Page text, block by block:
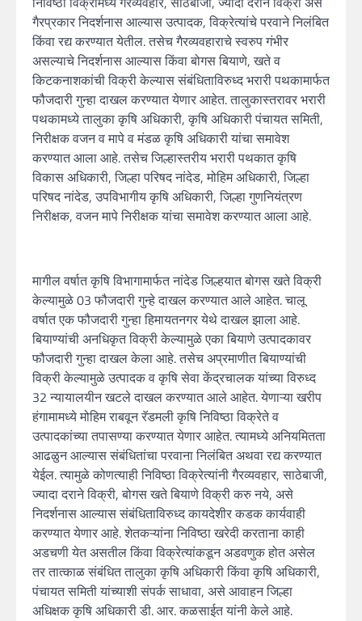
गैरप्रकार निदर्शनास आल्यास उत्पादक, विक्रेत्यांचे परवाने निलंबित
किंवा रद्य करण्यात येतील. तसेच गैरव्यवहाराचे स्वरुप गंभीर
असल्याचे निदर्शनास आल्यास किंवा बोगस बियाणे, खते व
किटकनाशकांची विक्री केल्यास संबंधिताविरुध्द भरारी पथकामार्फत
फौजदारी गुन्हा दाखल करण्यात येणार आहेत. तालुकास्तरावर भरारी
पथकामध्ये तालुका कृषि अधिकारी, कृषि अधिकारी पंचायत समिती,
निरीक्षक वजन व मापे व मंडळ कृषि अधिकारी यांचा समावेश
करण्यात आला आहे. तसेच जिल्हास्तरीय भरारी पथकात कृषि
विकास अधिकारी, जिल्हा परिषद नांदेड, मोहिम अधिकारी, जिल्हा
परिषद नांदेड, उपविभागीय कृषि अधिकारी, जिल्हा गुणनियंत्रण
निरीक्षक, वजन मापे निरीक्षक यांचा समावेश करण्यात आला आहे.
मागील वर्षात कृषि विभागामार्फत नांदेड जिल्हयात बोगस खते विक्री
केल्यामुळे 03 फौजदारी गुन्हे दाखल करण्यात आले आहेत. चालू
वर्षात एक फौजदारी गुन्हा हिमायतनगर येथे दाखल झाला आहे.
बियाण्यांची अनधिकृत विक्री केल्यामुळे एका बियाणे उत्पादकावर
फौजदारी गुन्हा दाखल केला आहे. तसेच अप्रमाणीत बियाण्यांची
विक्री केल्यामुळे उत्पादक व कृषि सेवा केंद्रचालक यांच्या विरुध्द
32 न्यायालयीन खटले दाखल करण्यात आले आहेत. येणाऱ्या खरीप
हंगामामध्ये मोहिम राबवून रॅडमली कृषि निविष्ठा विक्रेते व
उत्पादकांच्या तपासण्या करण्यात येणार आहेत. त्यामध्ये अनियमितता
आढळुन आल्यास संबंधितांचा परवाना निलंबित अथवा रद्य करण्यात
येईल. त्यामुळे कोणत्याही निविष्ठा विक्रेत्यांनी गैरव्यवहार, साठेबाजी,
ज्यादा दराने विक्री, बोगस खते बियाणे विक्री करु नये, असे
निदर्शनास आल्यास संबंधिताविरुध्द कायदेशीर कडक कार्यवाही
करण्यात येणार आहे. शेतकऱ्यांना निविष्ठा खरेदी करताना काही
अडचणी येत असतील किंवा विक्रेत्यांकडून अडवणुक होत असेल
तर तात्काळ संबंधित तालुका कृषि अधिकारी किंवा कृषि अधिकारी,
पंचायत समिती यांच्याशी संपर्क साधावा, असे आवाहन जिल्हा
अधिक्षक कृषि अधिकारी डी. आर. कळसाईत यांनी केले आहे.